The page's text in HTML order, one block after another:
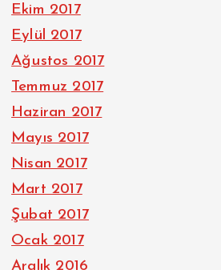
Ekim 2017
Eylül 2017
Ağustos 2017
Temmuz 2017
Haziran 2017
Mayıs 2017
Nisan 2017
Mart 2017
Şubat 2017
Ocak 2017
Aralık 2016